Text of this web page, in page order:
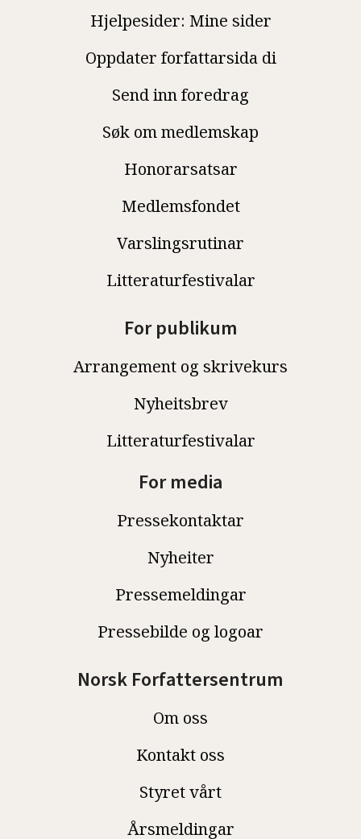
Hjelpesider: Mine sider
Oppdater forfattarsida di
Send inn foredrag
Søk om medlemskap
Honorarsatsar
Medlemsfondet
Varslingsrutinar
Litteraturfestivalar
For publikum
Arrangement og skrivekurs
Nyheitsbrev
Litteraturfestivalar
For media
Pressekontaktar
Nyheiter
Pressemeldingar
Pressebilde og logoar
Norsk Forfattersentrum
Om oss
Kontakt oss
Styret vårt
Årsmeldingar